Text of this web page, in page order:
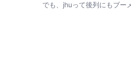
でも、jhuって後列にもブー